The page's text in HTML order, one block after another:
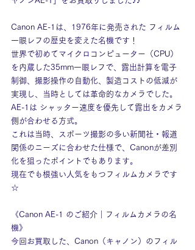
Canon AE-1は、1976年に発売された フィルム
一眼レフの歴史を変えた名機です！
世界で初めてマイクロコンピューター（CPU）
を内蔵した35mm一眼レフで、露出計算を電子
制御、撮影操作の自動化、製造コストの低減が
実現し、当時としては革命的なカメラでした。
AE-1は シャッター速度を優先して露出をカメラ
側が合わせる方式。
これは当時、スポーツ撮影の多い新聞社・報道
関係のニーズに合わせた仕様で、Canonが差別
化を狙ったポイントでもあります。
現在でも根強い人気をもつフィルムカメラです
☆
《Canon AE-1 のご紹介｜フィルムカメラの名
機》
今回お買取した、Canon（キャノン）のフィル